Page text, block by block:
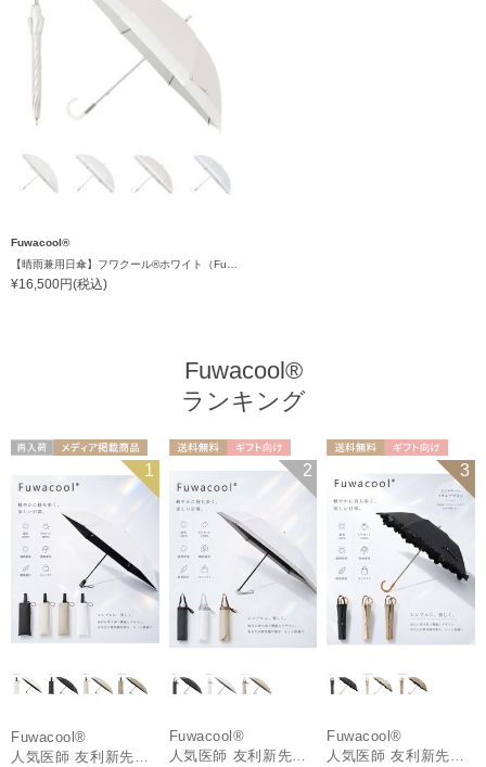
Fuwacool®
¥16,500円(税込)
Fuwacool®
ランキング
メディア掲載商 1
Fuwacool®
人気医師 友利新先生がほんきで作った”絶対に忘れない誰でも日傘”ワンタッチ開閉日傘【晴雨兼用折りたたみ日傘】フワクール® (Fuwacool®) 雨の日OK 軽量 遮光100% UV100％
ギフト向け
2
Fuwacool®
人気医師 友利新先生がほんきで作った”絶対に忘れない誰でも日傘” 50【晴雨兼用折りたたみ日傘】フワクール® (Fuwacool®) 雨の日OK 軽量 遮光100% UV100%
ギフト向け
WOMEN
3
Fuwacool®
人気医師 友利新先生がほんきで作った”絶対に忘れない誰でも日傘” エレガント派のバンブーフリル【晴雨兼用日傘】フワクール® (Fuwacool®) 雨の日OK 軽量 遮光100% UV100％